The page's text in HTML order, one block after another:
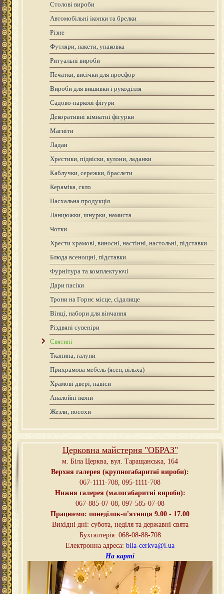
Столові вироби
Автомобільні іконки та брелки
Різне
Футляри, пакети, упаковка
Ритуальні вироби
Печатки, висічки для просфор
Вироби для вишивки і рукоділля
Садово-паркові фігури
Декоративні кімнатні фігурки
Магніти
Ладан
Хрестики, підвіски, кулони, ладанки
Каблучки, сережки, браслети
Кераміка, скло
Пасхальна продукція
Ланцюжки, шнурки, намиста
Чотки
Хрести храмові, виносні, настінні, настольні, підставки
Блюда всенощні, підставки
Фурнітура та комплектуючі
Дари пасіки
Трони на Горнє місце, сідалище
Вінці, набори для вінчання
Різдвяні сувеніри
Святині
Тканина, галуни
Прихрамова мебель (ясен, вільха)
Храмові двері, навіси
Аналойні ікони
Жезли, посохи
Церковна майстерня "ОБРАЗ"
м. Біла Церква, вул. Таращанська, 164
Верхня галерея (крупногабаритні вироби):
067-1111-708, 095-1111-708
Нижня галерея (малогабаритні вироби):
067-885-07-08, 097-585-07-08
Працюємо: понеділок-п'ятниця 9.00 - 17.00
Вихідні дні: субота, неділя та державні свята
Бухгалтерія: 068-08-88-708
Електронна адреса: bila-cerkva@i.ua
На карті